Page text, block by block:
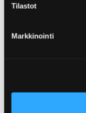
Tilastot
Markkinointi